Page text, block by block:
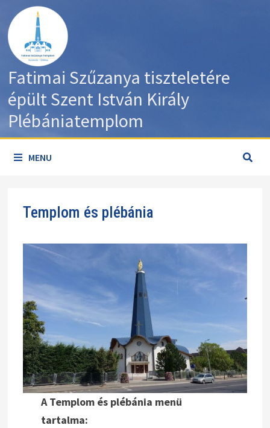
content
Fatimai Szűzanya tiszteletére
épült Szent István Király
Plébániatemplom
MENU
Templom és plébánia
A Templom és plébánia menü
tartalma: